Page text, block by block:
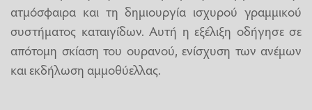
ατμόσφαιρα και τη δημιουργία ισχυρού γραμμικού
συστήματος καταιγίδων. Αυτή η εξέλιξη οδήγησε σε
απότομη σκίαση του ουρανού, ενίσχυση των ανέμων
και εκδήλωση αμμοθύελλας.